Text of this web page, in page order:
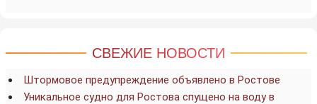
СВЕЖИЕ НОВОСТИ
Штормовое предупреждение объявлено в Ростове
Уникальное судно для Ростова спущено на воду в